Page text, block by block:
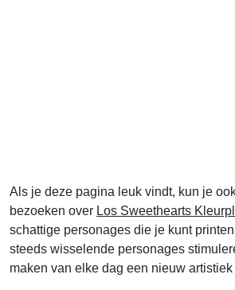
Als je deze pagina leuk vindt, kun je
bezoeken over Los Sweethearts
schattige personages die je kunt
steeds wisselende personages
maken van elke dag een nieuw artistiek